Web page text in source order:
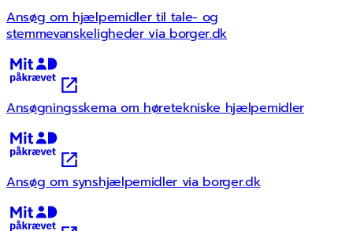
Ansøg om hjælpemidler til tale- og
stemmevanskeligheder via borger.dk
Kræver MitID
Ansøgningsskema om høretekniske hjælpemidler
Kræver MitID
Ansøg om synshjælpemidler via borger.dk
Kræver MitID